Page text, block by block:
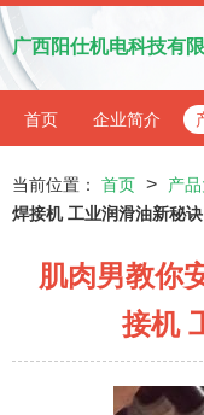
广西阳仕机电科技有
首页 企业简介
当前位置： 首页 > 产
焊接机 工业润滑油新秘诀
肌肉男教你
接机